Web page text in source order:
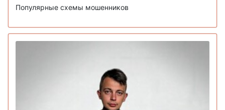
Популярные схемы мошенников